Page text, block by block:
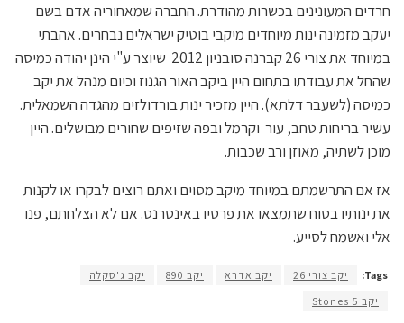
חרדים המעונינים בכשרות מהודרת. החברה שמאחוריה אדם בשם
יעקב מזמינה ינות מיוחדים מיקבי בוטיק ישראלים נבחרים. אהבתי
במיוחד את צורי 26 קברנה סובניון 2012 שיוצר ע"י הינן יהודה כמיסה
שהחל את עבודתו בתחום היין ביקב האור הגנוז וכיום מנהל את יקב
כמיסה (לשעבר דלתא). היין מזכיר ינות בורדולזים מהגדה השמאלית.
עשיר בריחות טחב, עור וקרמל ובפה שזיפים שחורים מבושלים. היין
מוכן לשתיה, מאוזן ורב שכבות.
אז אם התרשמתם במיוחד מיקב מסוים ואתם רוצים לבקרו או לקנות
את ינותיו בטוח שתמצאו את פרטיו באינטרנט. אם לא הצלחתם, פנו
אלי ואשמח לסייע.
Tags: יקב צורי 26 יקב אדרא יקב 890
יקב ג'סקלה
יקב 5 Stones